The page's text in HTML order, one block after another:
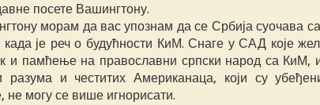
посете Вашингтону.
морам да вас упознам да се Србија суочава са
је реч о будућности КиМ. Снаге у САД које
и памћење на православни српски народ са КиМ,
разума и честитих Американаца, који су
могу се више игнорисати.